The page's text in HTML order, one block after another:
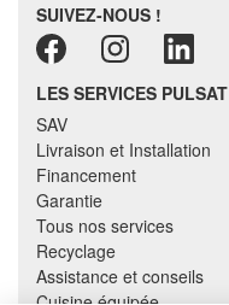
SUIVEZ-NOUS !
LES SERVICES PULSAT
SAV
Livraison et Installation
Financement
Garantie
Tous nos services
Recyclage
Assistance et conseils